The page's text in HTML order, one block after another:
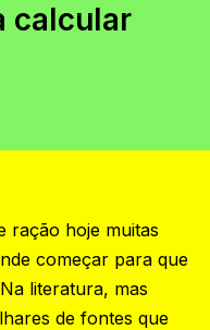
calcular
ração hoje muitas
começar para que
literatura, mas
de fontes que